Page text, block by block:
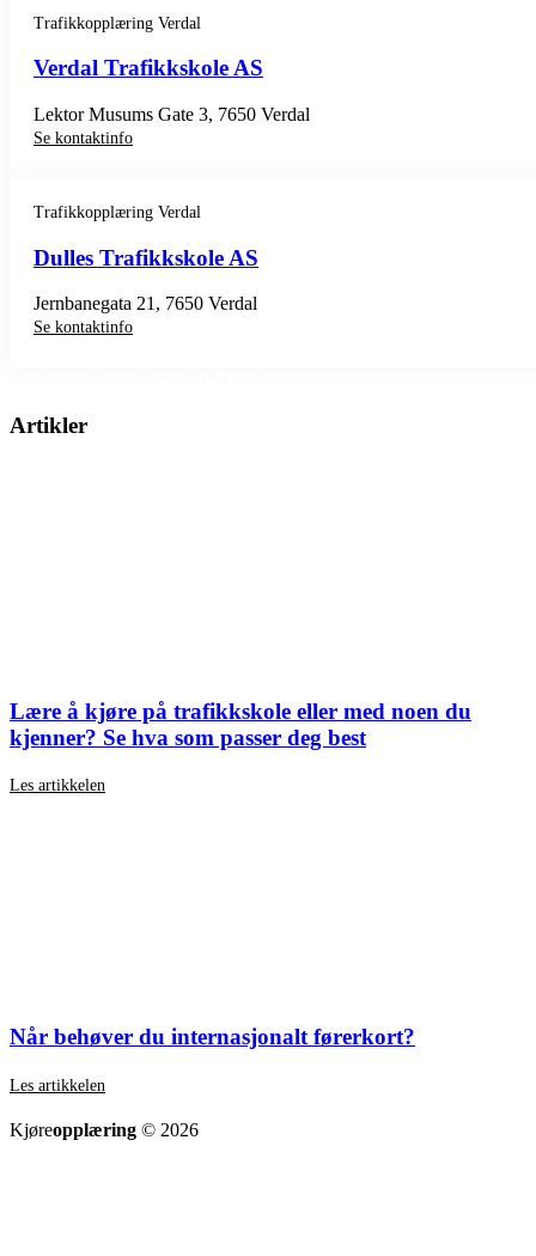
Trafikkopplæring Verdal
Verdal Trafikkskole AS
Lektor Musums Gate 3, 7650 Verdal
Se kontaktinfo
Trafikkopplæring Verdal
Dulles Trafikkskole AS
Jernbanegata 21, 7650 Verdal
Se kontaktinfo
Artikler
Lære å kjøre på trafikkskole eller med noen du
kjenner? Se hva som passer deg best
Les artikkelen
Når behøver du internasjonalt førerkort?
Les artikkelen
Kjøreopplæring © 2026